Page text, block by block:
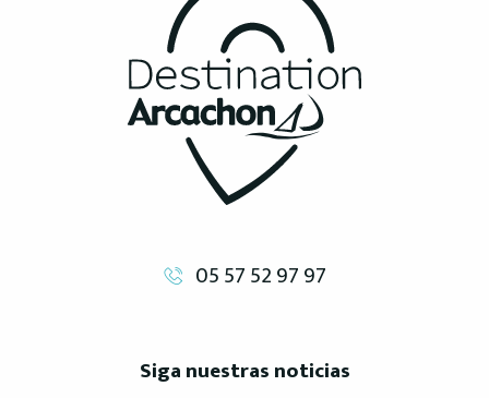
05 57 52 97 97
Siga nuestras noticias